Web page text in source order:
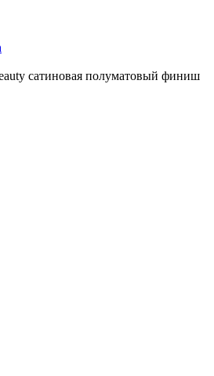
сатиновая полуматовый финиш